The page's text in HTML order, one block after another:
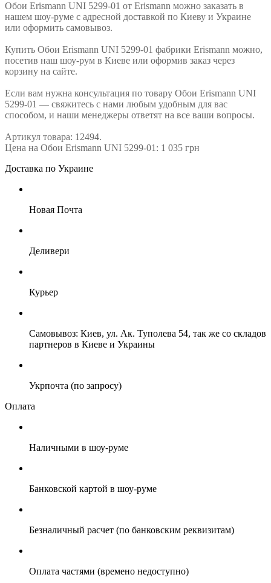
Обои Erismann UNI 5299-01 от Erismann можно заказать в
нашем шоу-руме с адресной доставкой по Киеву и Украине
или оформить самовывоз.
Купить Обои Erismann UNI 5299-01 фабрики Erismann можно,
посетив наш шоу-рум в Киеве или оформив заказ через
корзину на сайте.
Если вам нужна консультация по товару Обои Erismann UNI
5299-01 — свяжитесь с нами любым удобным для вас
способом, и наши менеджеры ответят на все ваши вопросы.
Артикул товара: 12494.
Цена на Обои Erismann UNI 5299-01: 1 035 грн
Доставка по Украине
Новая Почта
Деливери
Курьер
Самовывоз: Киев, ул. Ак. Туполева 54, так же со складов
партнеров в Киеве и Украины
Укрпочта (по запросу)
Оплата
Наличными в шоу-руме
Банковской картой в шоу-руме
Безналичный расчет (по банковским реквизитам)
Оплата частями (времено недоступно)